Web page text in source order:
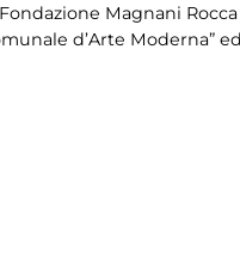
Fondazione Magnani
d’Arte Moderna”